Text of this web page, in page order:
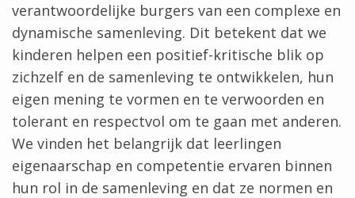
verantwoordelijke burgers van een complexe en
dynamische samenleving. Dit betekent dat we
kinderen helpen een positief-kritische blik op
zichzelf en de samenleving te ontwikkelen, hun
eigen mening te vormen en te verwoorden en
tolerant en respectvol om te gaan met anderen.
We vinden het belangrijk dat leerlingen
eigenaarschap en competentie ervaren binnen
hun rol in de samenleving en dat ze normen en